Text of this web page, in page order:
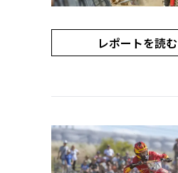
レポートを読む